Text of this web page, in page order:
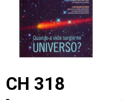
CH 318